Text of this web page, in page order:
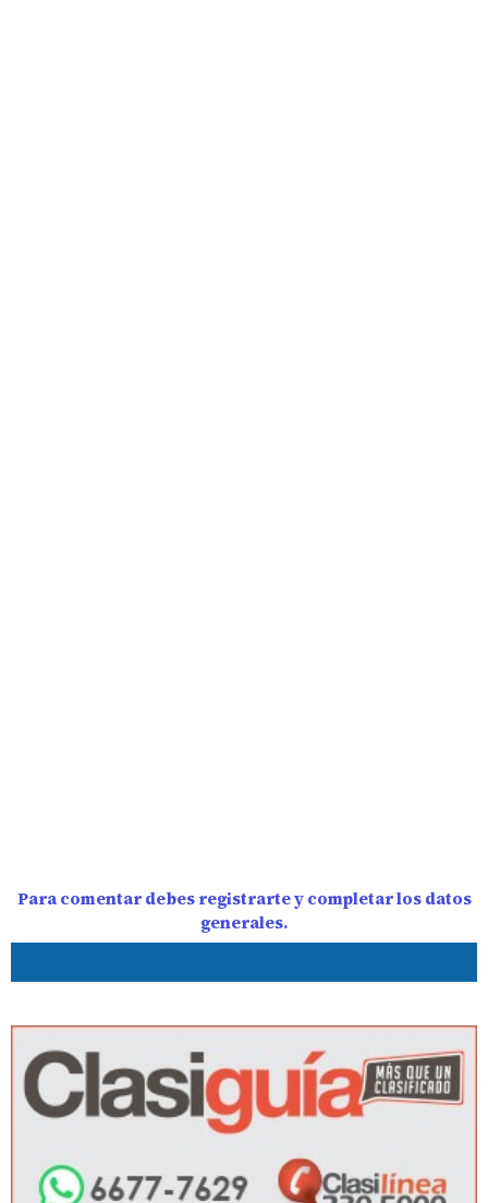
Para comentar debes registrarte y completar los datos
generales.